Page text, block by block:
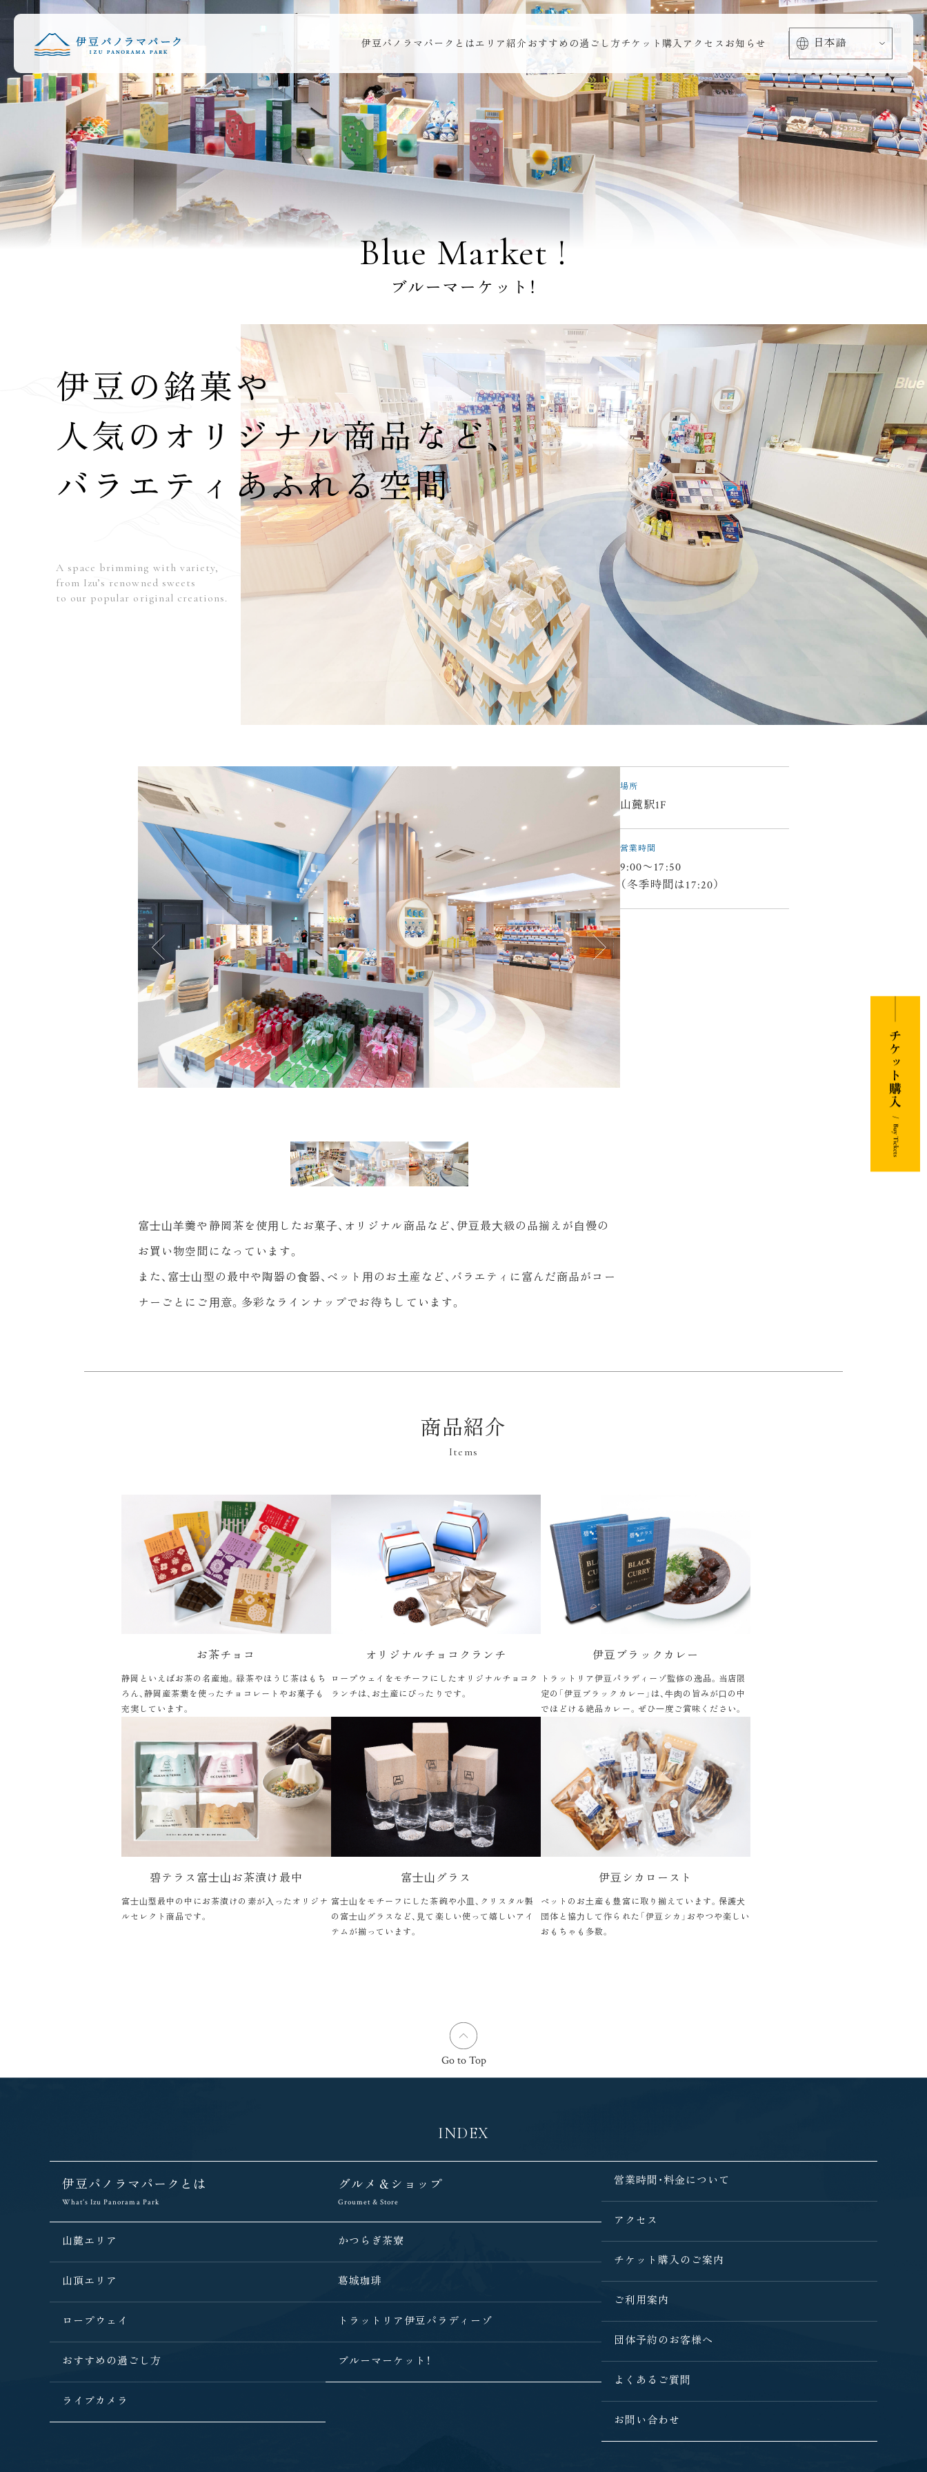
伊豆パノラマパークとはエリア紹介 おすすめの過ごし方チケット購入 アクセス お知らせ
Blue Market !
ブルーマーケット！
伊豆の銘菓や
人気のオリジナル商品など、
バラエティあふれる空間
A space brimming with variety,
from Izu’s renowned sweets
to our popular original creations.
富⼠⼭⽺羹や静岡茶を使⽤したお菓⼦、オリジナル商品など、伊⾖最⼤級の品揃えが⾃慢の
お買い物空間になっています。
また、富⼠⼭型の最中や陶器の⾷器、ペット⽤のお⼟産など、バラエティに富んだ商品がコー
ナーごとにご⽤意。多彩なラインナップでお待ちしています。
場所
山麓駅1F
営業時間
9:00〜17:50
（冬季時間は17:20）
商品紹介
Items
お茶チョコ
静岡といえばお茶の名産地。緑茶やほうじ茶はもち
ろん、静岡産茶葉を使ったチョコレートやお菓⼦も
充実しています。
オリジナルチョコクランチ
ロープウェイをモチーフにしたオリジナルチョコク
ランチは、お⼟産にぴったりです。
伊⾖ブラックカレー
トラットリア伊⾖パラディーゾ監修の逸品。当店限
定の「伊⾖ブラックカレー」は、⽜⾁の旨みが⼝の中
でほどける絶品カレー。ぜひ⼀度ご賞味ください。
碧テラス富⼠⼭お茶漬け最中
富⼠⼭型最中の中にお茶漬けの素が⼊ったオリジナ
ルセレクト商品です。
富⼠⼭グラス
富⼠⼭をモチーフにした茶碗や⼩⽫、クリスタル製
の富⼠⼭グラスなど、⾒て楽しい使って嬉しいアイ
テムが揃っています。
伊⾖シカロースト
ペットのお⼟産も豊富に取り揃えています。保護⽝
団体と協⼒して作られた「伊⾖シカ」おやつや楽しい
おもちゃも多数。
Go to Top
INDEX
伊豆パノラマパークとは
What’s Izu Panorama Park
山麓エリア
山頂エリア
ロープウェイ
おすすめの過ごし方
ライブカメラ
グルメ＆ショップ
Groumet & Store
かつらぎ茶寮
葛城珈琲
トラットリア 伊豆パラディーゾ
ブルーマーケット！
営業時間・料金について
アクセス
チケット購入のご案内
ご利用案内
団体予約のお客様へ
よくあるご質問
お問い合わせ